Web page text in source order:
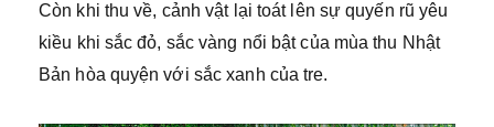
Còn khi thu về, cảnh vật lại toát lên sự quyến rũ yêu
kiều khi sắc đỏ, sắc vàng nổi bật của mùa thu Nhật
Bản hòa quyện với sắc xanh của tre.